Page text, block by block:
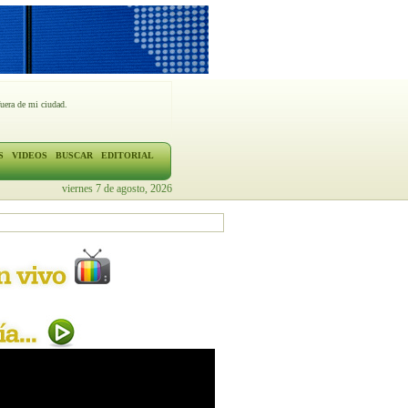
de mi ciudad.
VIDEOS BUSCAR
EDITORIAL
viernes 7 de agosto, 2026